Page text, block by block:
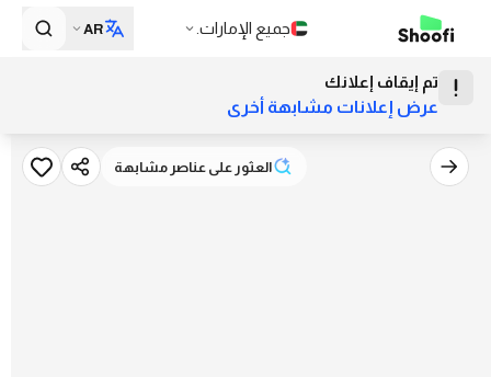
جميع الإمارات. AR
تم إيقاف إعلانك
عرض إعلانات مشابهة أخرى
العثور على عناصر مشابهةالعثور على عناصر مشابهة